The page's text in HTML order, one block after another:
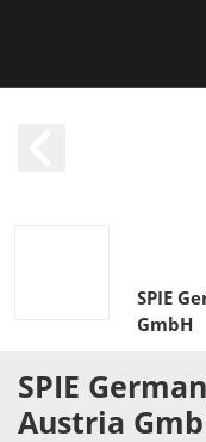
SPIE
GmbH
SPIE
Austria